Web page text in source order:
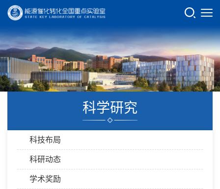
科学研究
科技布局
科研动态
学术奖励